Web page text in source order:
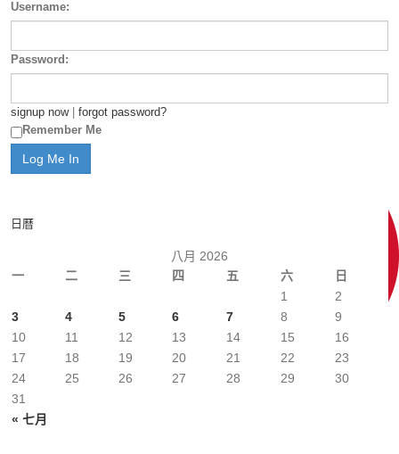
Username:
Password:
signup now| forgot password?
Remember Me
日曆
八月 2026
一
二 三 四 五 六 日
« 七月
1
2
3
4 5 6 7 8
9
10
11 12 13 14 15
16
17
18 19 20 21 22
23
24
25 26 27 28 29
30
31